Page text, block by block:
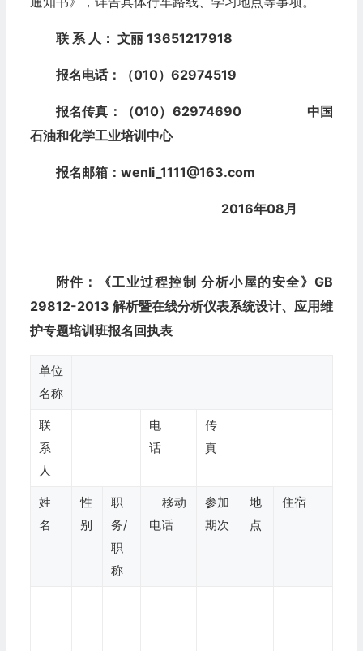
联 系 人： 文丽 13651217918
报名电话：（010）62974519
报名传真：（010）62974690 中国
石油和化学工业培训中心
报名邮箱：wenli_1111@163.com
2016年08月
附件：《工业过程控制 分析小屋的安全》GB
29812-2013 解析暨在线分析仪表系统设计、应用维
护专题培训班报名回执表
单位
名称
联
系
人
电
话
传
真
姓
名
性
别
职
务/
职
称
移动
电话
参加
期次
地
点
住宿